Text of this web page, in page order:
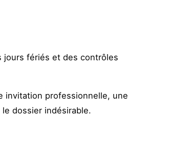
jours fériés et des contrôles
invitation professionnelle, une
dossier indésirable.